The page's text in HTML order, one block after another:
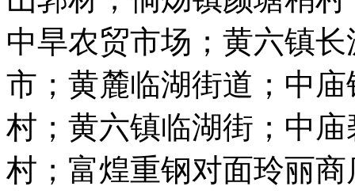
中旱农贸市场；黄六镇
市；黄麓临湖街道；中
村；黄六镇临湖街；中
村；富煌重钢对面玲丽